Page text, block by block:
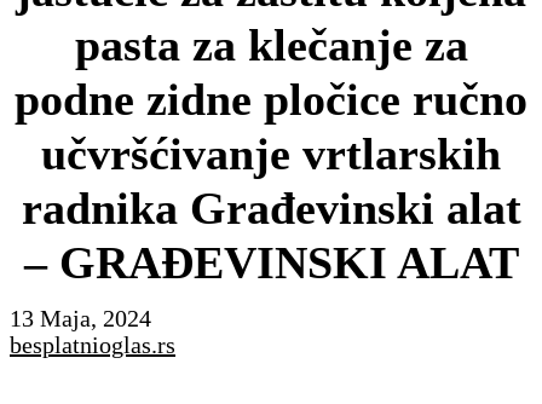
pasta za klečanje za
podne zidne pločice ručno
učvršćivanje vrtlarskih
radnika Građevinski alat
– GRAĐEVINSKI ALAT
13 Maja, 2024
besplatnioglas.rs